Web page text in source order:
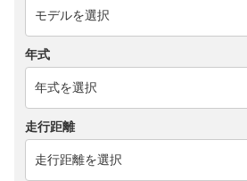
年式
走行距離